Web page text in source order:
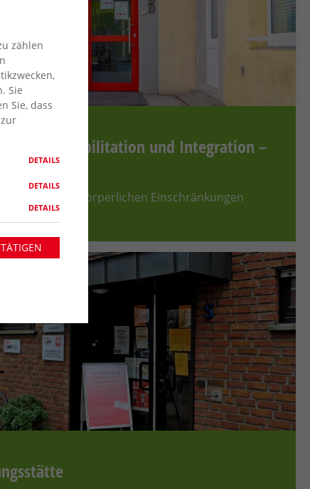
Rehabilitation und Integration –
Menschen mit körperlichen Einschränkungen
zählen
Sie
Sie, dass
DETAILS
DETAILS
DETAILS